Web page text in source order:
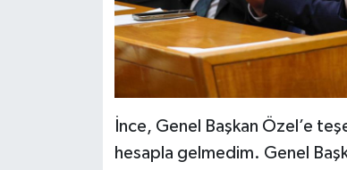
İnce, Genel Başkan Özel’e
hesapla gelmedim. Genel